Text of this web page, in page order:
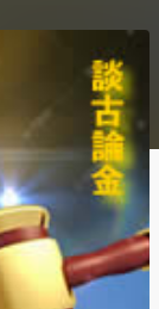
很差較差